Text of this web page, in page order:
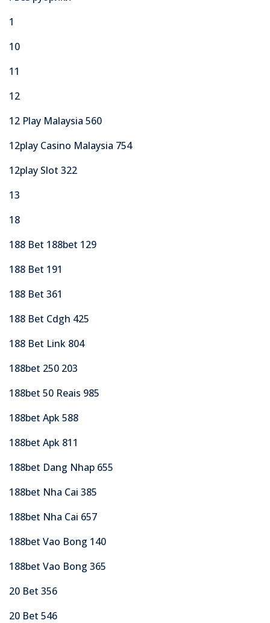
1
10
11
12
12 Play Malaysia 560
12play Casino Malaysia 754
12play Slot 322
13
18
188 Bet 188bet 129
188 Bet 191
188 Bet 361
188 Bet Cdgh 425
188 Bet Link 804
188bet 250 203
188bet 50 Reais 985
188bet Apk 588
188bet Apk 811
188bet Dang Nhap 655
188bet Nha Cai 385
188bet Nha Cai 657
188bet Vao Bong 140
188bet Vao Bong 365
20 Bet 356
20 Bet 546